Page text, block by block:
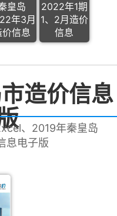
皇岛
年3月
价信息
2022年1期
1、2月造价
信息
造价信息
、2019年秦皇岛
息电子版